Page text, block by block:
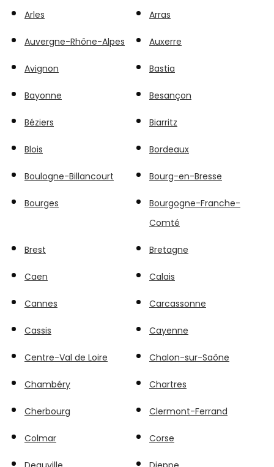
Arles Arras
Auvergne-Rhône-Alpes Auxerre
Avignon Bastia
Bayonne Besançon
Béziers Biarritz
Blois Bordeaux
Boulogne-Billancourt Bourg-en-Bresse
Bourges
Bourgogne-Franche-
Comté
Brest Bretagne
Caen Calais
Cannes Carcassonne
Cassis Cayenne
Centre-Val de Loire Chalon-sur-Saône
Chambéry Chartres
Cherbourg Clermont-Ferrand
Colmar Corse